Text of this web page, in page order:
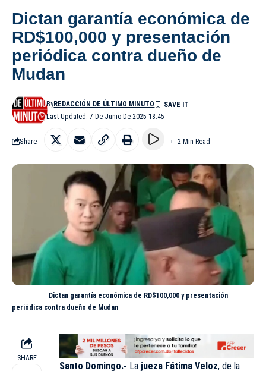
Dictan garantía económica de
RD$100,000 y presentación
periódica contra dueño de
Mudan
Last Updated: 7 De Junio De 2025 18:45
ByREDACCIÓN DE ÚLTIMO MINUTO
Share 2 Min Read
Dictan garantía económica de RD$100,000 y presentación
periódica contra dueño de Mudan
SHARE
Santo Domingo.- La jueza Fátima Veloz, de la